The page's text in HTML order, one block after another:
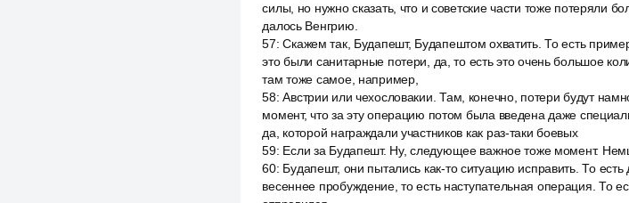
силы, но нужно сказать, что и советские части тоже потеряли
далось Венгрию.
57:Скажем так, Будапешт, Будапештом охватить. То есть
это были санитарные потери, да, то есть это очень большое
там тоже самое, например,
58:Австрии или чехословакии. Там, конечно, потери будут
момент, что за эту операцию потом была введена даже
да, которой награждали участников как раз-таки боевых
59: Если за Будапешт. Ну, следующее важное тоже момент.
60: Будапешт, они пытались как-то ситуацию исправить. То
весеннее пробуждение, то есть наступательная операция. То